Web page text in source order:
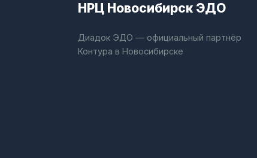
НРЦ Новосибирск ЭДО
Диадок ЭДО — официальный партнёр
Контура в Новосибирске